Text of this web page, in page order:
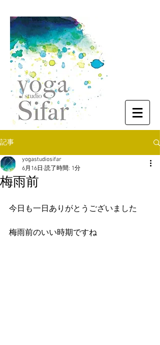
記事
梅雨前
yogastudiosifar
6月16日 読了時間: 1分
今日も一日ありがとうございました
梅雨前のいい時期ですね